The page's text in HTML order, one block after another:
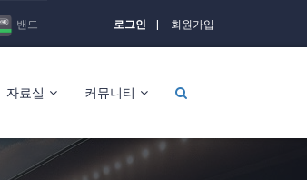
밴드 로그인 회원가입
자료실 커뮤니티